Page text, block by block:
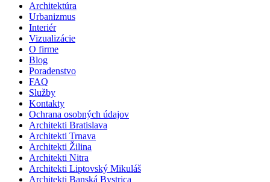
Architektúra
Urbanizmus
Interiér
Vizualizácie
O firme
Blog
Poradenstvo
FAQ
Služby
Kontakty
Ochrana osobných údajov
Architekti Bratislava
Architekti Trnava
Architekti Žilina
Architekti Nitra
Architekti Liptovský Mikuláš
Architekti Banská Bystrica